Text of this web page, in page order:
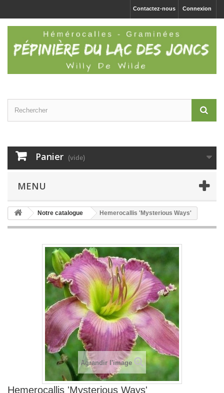
Connexion
Contactez-nous
Panier (vide)
MENU
Notre catalogue Hemerocallis 'Mysterious Ways'
Agrandir l'image
Hemerocallis 'Mysterious Ways'